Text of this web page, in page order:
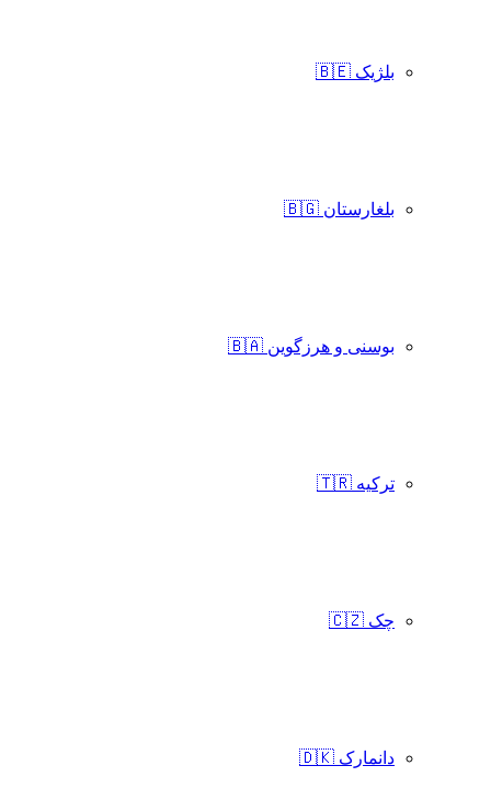
بلژیک 🇧🇪
بلغارستان 🇧🇬
بوسنی و هرزگوین 🇧🇦
ترکیه 🇹🇷
چک 🇨🇿
دانمارک 🇩🇰